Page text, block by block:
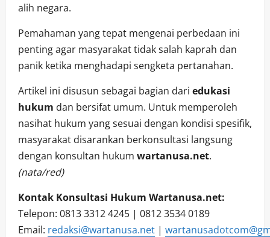
alih negara.
Pemahaman yang tepat mengenai perbedaan ini
penting agar masyarakat tidak salah kaprah dan
panik ketika menghadapi sengketa pertanahan.
Artikel ini disusun sebagai bagian dari edukasi
hukum dan bersifat umum. Untuk memperoleh
nasihat hukum yang sesuai dengan kondisi spesifik,
masyarakat disarankan berkonsultasi langsung
dengan konsultan hukum wartanusa.net.
(nata/red)
Kontak Konsultasi Hukum Wartanusa.net:
Telepon: 0813 3312 4245 | 0812 3534 0189
Email: redaksi@wartanusa.net |